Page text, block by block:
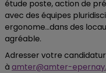
étude poste, action de
avec des équipes
ergonome…dans des
agréable.
Adresser votre
à amter@amter-